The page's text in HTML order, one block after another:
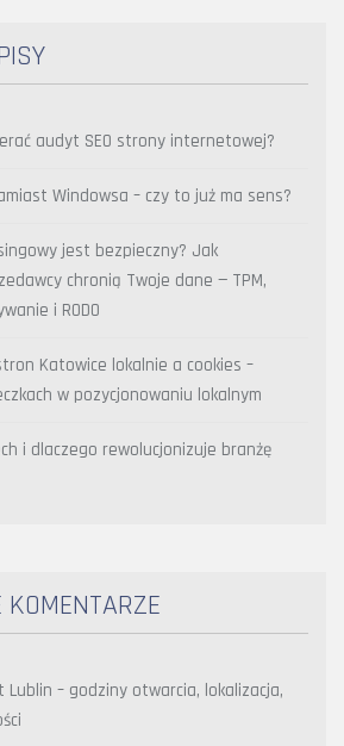
audyt SEO strony internetowej?
Windowsa – czy to już ma sens?
jest bezpieczny? Jak
chronią Twoje dane — TPM,
i RODO
Katowice lokalnie a cookies –
w pozycjonowaniu lokalnym
i dlaczego rewolucjonizuje branżę
Lublin – godziny otwarcia, lokalizacja,